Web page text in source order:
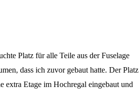
Platz für alle Teile aus der Fuselage
dass ich zuvor gebaut hatte. Der Platz
extra Etage im Hochregal eingebaut und